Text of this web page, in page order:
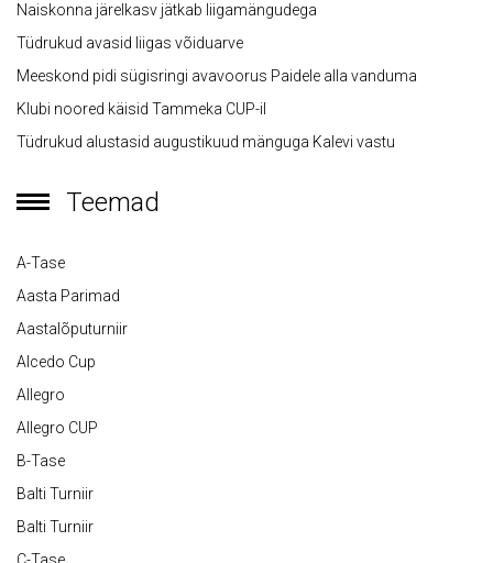
Naiskonna järelkasv jätkab liigamängudega
Tüdrukud avasid liigas võiduarve
Meeskond pidi sügisringi avavoorus Paidele alla vanduma
Klubi noored käisid Tammeka CUP-il
Tüdrukud alustasid augustikuud mänguga Kalevi vastu
Teemad
A-Tase
Aasta Parimad
Aastalõputurniir
Alcedo Cup
Allegro
Allegro CUP
B-Tase
Balti Turniir
Balti Turniir